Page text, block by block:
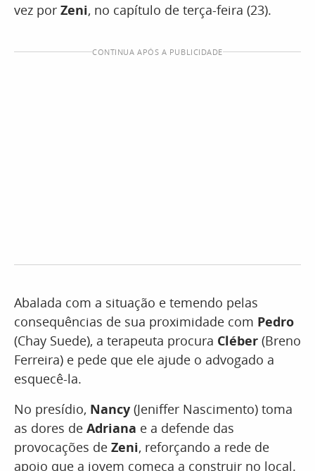
vez por Zeni, no capítulo de terça-feira (23).
CONTINUA APÓS A PUBLICIDADE
Abalada com a situação e temendo pelas
consequências de sua proximidade com Pedro
(Chay Suede), a terapeuta procura Cléber (Breno
Ferreira) e pede que ele ajude o advogado a
esquecê-la.
No presídio, Nancy (Jeniffer Nascimento) toma
as dores de Adriana e a defende das
provocações de Zeni, reforçando a rede de
apoio que a jovem começa a construir no local.